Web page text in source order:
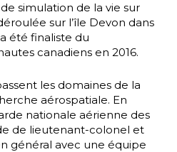
simulation de la vie sur
sur l’île Devon dans
été finaliste du
canadiens en 2016.
les domaines de la
aérospatiale. En
nationale aérienne des
de lieutenant-colonel et
général avec une équipe